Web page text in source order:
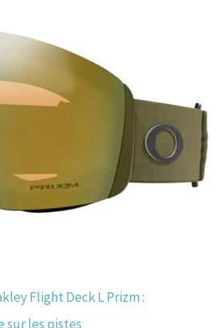
Flight Deck L Prizm :
sur les pistes